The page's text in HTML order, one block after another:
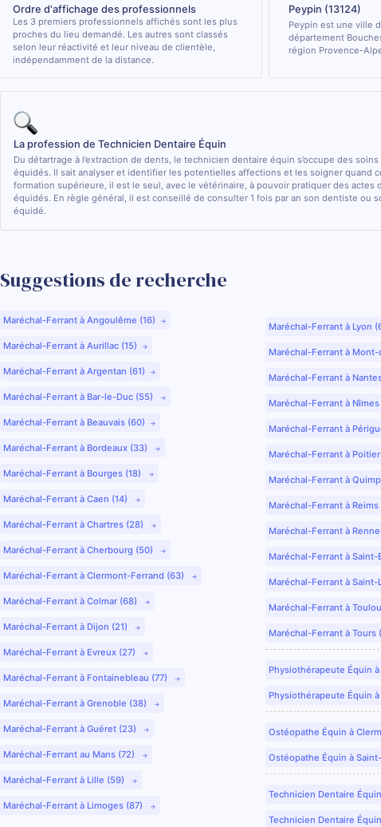
Ordre d'affichage des professionnels
Les 3 premiers professionnels affichés sont les plus
proches du lieu demandé. Les autres sont classés
selon leur réactivité et leur niveau de clientèle,
indépendamment de la distance.
Peypin (13124)
Peypin est une ville
département
région Provence-
La profession de Technicien Dentaire Équin
Du détartrage à l’extraction de dents, le technicien dentaire équin s’occupe des
équidés. Il sait analyser et identifier les potentielles affections et les soigner quand
formation supérieure, il est le seul, avec le vétérinaire, à pouvoir pratiquer des actes
équidés. En règle général, il est conseillé de consulter 1 fois par an son dentiste ou
équidé.
Suggestions de recherche
Maréchal-Ferrant à Angoulême (16)
Maréchal-Ferrant à Aurillac (15)
Maréchal-Ferrant à Argentan (61)
Maréchal-Ferrant à Bar-le-Duc (55)
Maréchal-Ferrant à Beauvais (60)
Maréchal-Ferrant à Bordeaux (33)
Maréchal-Ferrant à Bourges (18)
Maréchal-Ferrant à Caen (14)
Maréchal-Ferrant à Chartres (28)
Maréchal-Ferrant à Cherbourg (50)
Maréchal-Ferrant à Clermont-Ferrand (63)
Maréchal-Ferrant à Colmar (68)
Maréchal-Ferrant à Dijon (21)
Maréchal-Ferrant à Evreux (27)
Maréchal-Ferrant à Fontainebleau (77)
Maréchal-Ferrant à Grenoble (38)
Maréchal-Ferrant à Guéret (23)
Maréchal-Ferrant au Mans (72)
Maréchal-Ferrant à Lille (59)
Maréchal-Ferrant à Limoges (87)
Maréchal-Ferrant à Lyon
Maréchal-Ferrant à
Maréchal-Ferrant à
Maréchal-Ferrant à
Maréchal-Ferrant à
Maréchal-Ferrant à
Maréchal-Ferrant à
Maréchal-Ferrant à Reims
Maréchal-Ferrant à
Maréchal-Ferrant à
Maréchal-Ferrant à Saint-
Maréchal-Ferrant à
Maréchal-Ferrant à Tours
Physiothérapeute Équin à
Physiothérapeute Équin à
Ostéopathe Équin à
Ostéopathe Équin à
Technicien Dentaire
Technicien Dentaire